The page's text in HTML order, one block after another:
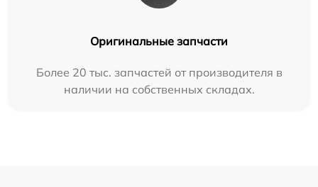
Оригинальные запчасти
Более 20 тыс. запчастей от производителя в
наличии на собственных складах.